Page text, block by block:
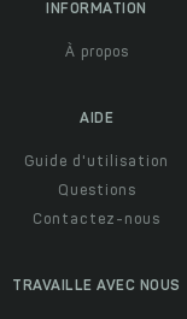
INFORMATION
À propos
AIDE
Guide d'utilisation
Questions
Contactez-nous
TRAVAILLE AVEC NOUS